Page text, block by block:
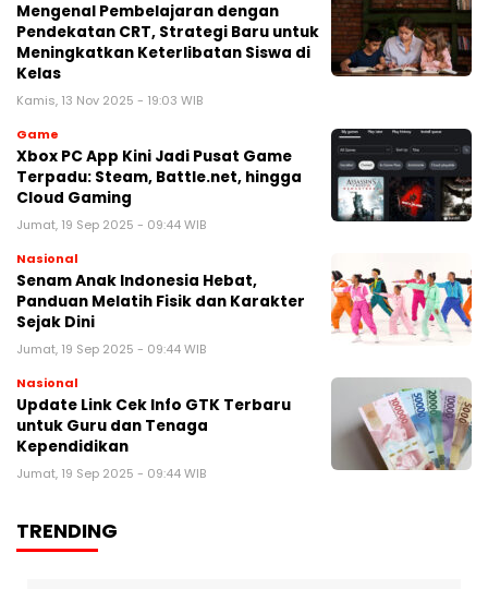
Mengenal Pembelajaran dengan
Pendekatan CRT, Strategi Baru untuk
Meningkatkan Keterlibatan Siswa di
Kelas
Kamis, 13 Nov 2025 - 19:03 WIB
Game
Xbox PC App Kini Jadi Pusat Game
Terpadu: Steam, Battle.net, hingga
Cloud Gaming
Jumat, 19 Sep 2025 - 09:44 WIB
Nasional
Senam Anak Indonesia Hebat,
Panduan Melatih Fisik dan Karakter
Sejak Dini
Jumat, 19 Sep 2025 - 09:44 WIB
Nasional
Update Link Cek Info GTK Terbaru
untuk Guru dan Tenaga
Kependidikan
Jumat, 19 Sep 2025 - 09:44 WIB
TRENDING